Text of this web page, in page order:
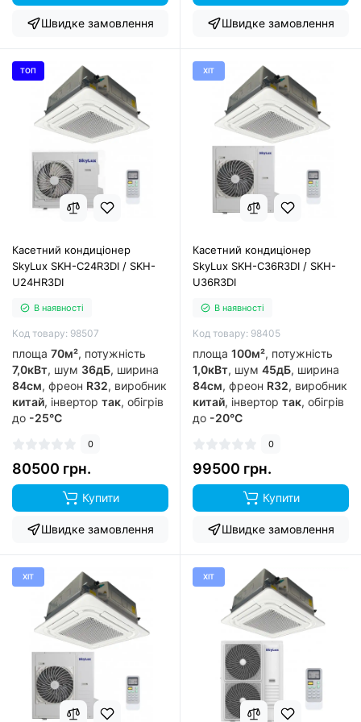
Швидке замовлення Швидке замовлення
ТОП
Касетний кондиціонер
SkyLux SKH-C24R3DI / SKH-
U24HR3DI
В наявності
Код товару: 98507
площа 70м², потужність
7,0кВт, шум 36дБ, ширина
84см, фреон R32, виробник
китай, інвертор так, обігрів
до -25°C
0
80500 грн.
Купити
Швидке замовлення
ХІТ
Касетний кондиціонер
SkyLux SKH-C36R3DI / SKH-
U36R3DI
В наявності
Код товару: 98405
площа 100м², потужність
1,0кВт, шум 45дБ, ширина
84см, фреон R32, виробник
китай, інвертор так, обігрів
до -20°C
0
99500 грн.
Купити
Швидке замовлення
ХІТ ХІТ